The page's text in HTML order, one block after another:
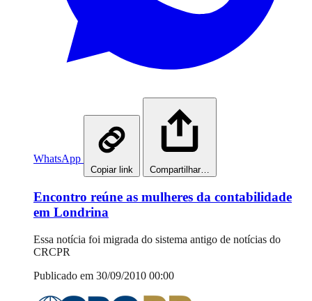
WhatsApp
Copiar link Compartilhar…
Encontro reúne as mulheres da contabilidade
em Londrina
Essa notícia foi migrada do sistema antigo de notícias do
CRCPR
Publicado em 30/09/2010 00:00